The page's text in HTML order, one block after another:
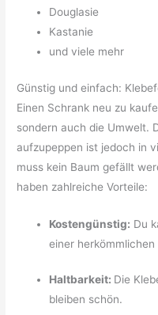
Douglasie
Kastanie
und viele mehr
Günstig und einfach:
Einen Schrank neu zu
sondern auch die Umwelt.
aufzupeppen ist jedoch in
muss kein Baum gefällt
haben zahlreiche Vorteile:
Kostengünstig: Du
einer
Haltbarkeit: Die
bleiben schön.